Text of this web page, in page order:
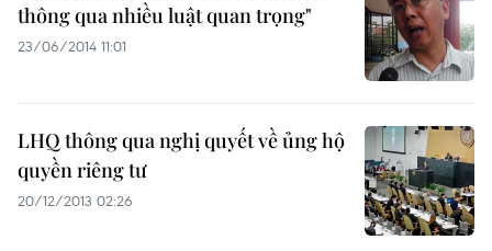
thông qua nhiều luật quan trọng"
23/06/2014 11:01
LHQ thông qua nghị quyết về ủng hộ
quyền riêng tư
20/12/2013 02:26